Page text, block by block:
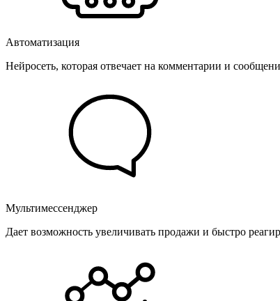
Автоматизация
Нейросеть, которая отвечает на комментарии и
Мультимессенджер
Дает возможность увеличивать продажи и быстро